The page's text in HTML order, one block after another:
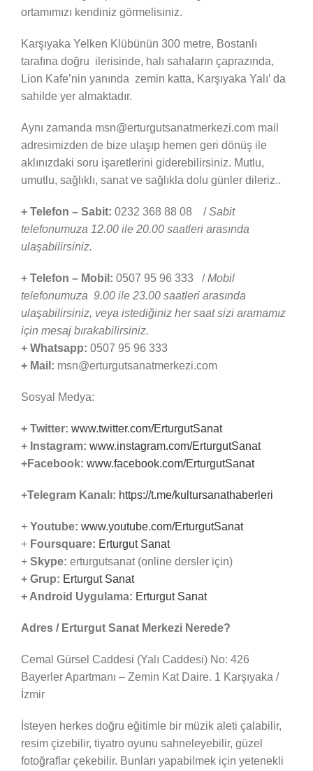
ortamımızı kendiniz görmelisiniz.
Karşıyaka Yelken Klübünün 300 metre, Bostanlı
tarafına doğru ilerisinde, halı sahaların çaprazında,
Lion Kafe’nin yanında zemin katta, Karşıyaka Yalı’ da
sahilde yer almaktadır.
Aynı zamanda msn@erturgutsanatmerkezi.com mail
adresimizden de bize ulaşıp hemen geri dönüş ile
aklınızdaki soru işaretlerini giderebilirsiniz. Mutlu,
umutlu, sağlıklı, sanat ve sağlıkla dolu günler dileriz..
+ Telefon – Sabit: 0232 368 88 08 /Sabit
telefonumuza 12.00 ile 20.00 saatleri arasında
ulaşabilirsiniz.
+ Telefon – Mobil: 0507 95 96 333 /Mobil
telefonumuza 9.00 ile 23.00 saatleri arasında
ulaşabilirsiniz, veya istediğiniz her saat sizi aramamız
için mesaj bırakabilirsiniz.
+ Whatsapp: 0507 95 96 333
+ Mail: msn@erturgutsanatmerkezi.com
Sosyal Medya:
+ Twitter: www.twitter.com/ErturgutSanat
+ Instagram: www.instagram.com/ErturgutSanat
+Facebook: www.facebook.com/ErturgutSanat
+Telegram Kanalı: https://t.me/kultursanathaberleri
+ Youtube: www.youtube.com/ErturgutSanat
+ Foursquare: Erturgut Sanat
+ Skype: erturgutsanat (online dersler için)
+ Grup: Erturgut Sanat
+ Android Uygulama: Erturgut Sanat
Adres / Erturgut Sanat Merkezi Nerede?
Cemal Gürsel Caddesi (Yalı Caddesi) No: 426
Bayerler Apartmanı – Zemin Kat Daire. 1 Karşıyaka /
İzmir
İsteyen herkes doğru eğitimle bir müzik aleti çalabilir,
resim çizebilir, tiyatro oyunu sahneleyebilir, güzel
fotoğraflar çekebilir. Bunları yapabilmek için yetenekli